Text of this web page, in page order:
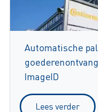
Automatische
ImageID
Lees verder